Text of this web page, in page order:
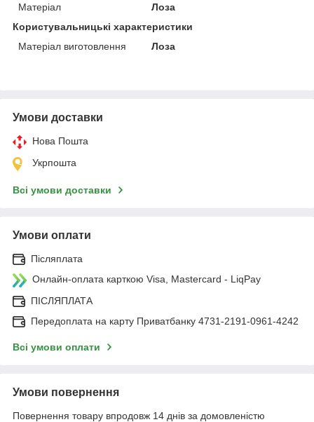
Матеріал
Лоза
Користувальницькі характеристики
Матеріал виготовлення
Лоза
Умови доставки
Нова Пошта
Укрпошта
Всі умови доставки
Умови оплати
Післяплата
Онлайн-оплата карткою Visa, Mastercard - LiqPay
ПІСЛЯПЛАТА
Передоплата на карту Приватбанку 4731-2191-0961-4242
Всі умови оплати
Умови повернення
Повернення товару впродовж 14 днів за домовленістю